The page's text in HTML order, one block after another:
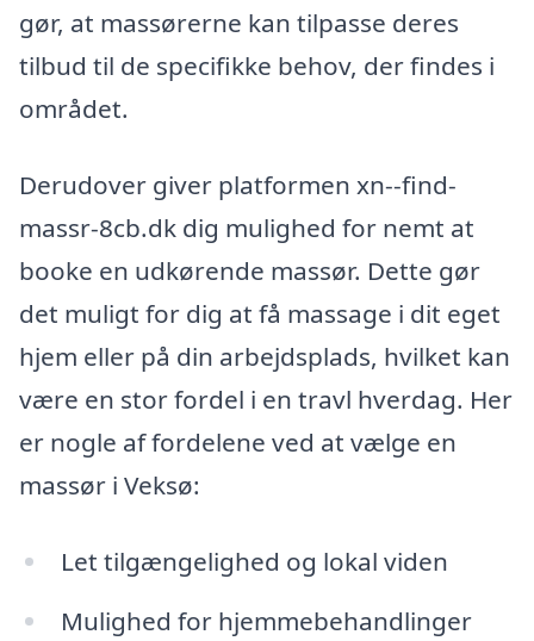
gør, at massørerne kan tilpasse deres
tilbud til de specifikke behov, der findes i
området.
Derudover giver platformen xn--find-
massr-8cb.dk dig mulighed for nemt at
booke en udkørende massør. Dette gør
det muligt for dig at få massage i dit eget
hjem eller på din arbejdsplads, hvilket kan
være en stor fordel i en travl hverdag. Her
er nogle af fordelene ved at vælge en
massør i Veksø:
Let tilgængelighed og lokal viden
Mulighed for hjemmebehandlinger